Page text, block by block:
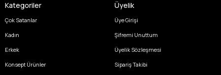
Kategoriler
Çok Satanlar
Kadın
Erkek
Konsept Ürünler
Üyelik
Üye Girişi
Şifremi Unuttum
Üyelik Sözleşmesi
Sipariş Takibi